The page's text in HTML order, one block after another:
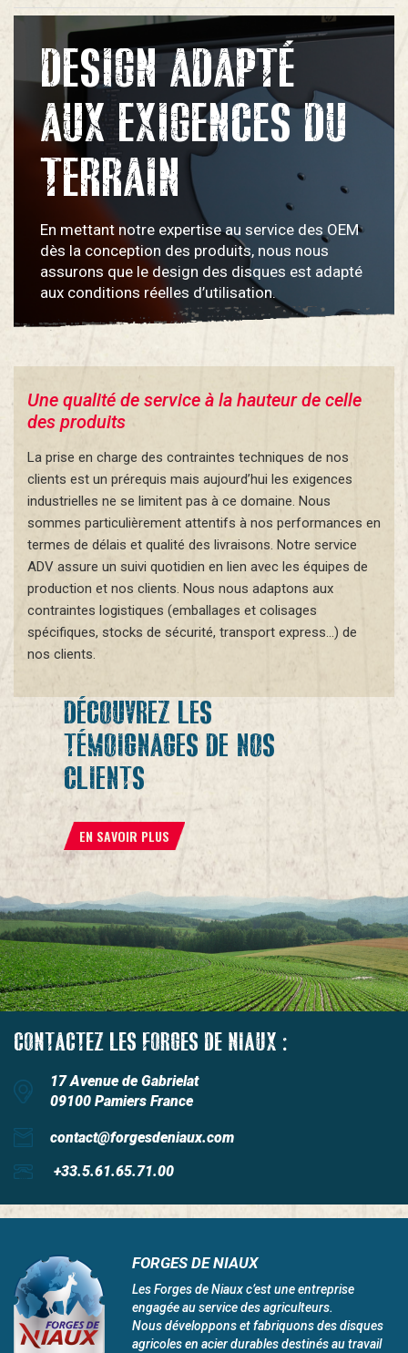
DESIGN ADAPTÉ
AUX EXIGENCES DU
TERRAIN
En mettant notre expertise au service des OEM
dès la conception des produits, nous nous
assurons que le design des disques est adapté
aux conditions réelles d’utilisation.
Une qualité de service à la hauteur de celle
des produits
La prise en charge des contraintes techniques de nos
clients est un prérequis mais aujourd’hui les exigences
industrielles ne se limitent pas à ce domaine. Nous
sommes particulièrement attentifs à nos performances en
termes de délais et qualité des livraisons. Notre service
ADV assure un suivi quotidien en lien avec les équipes de
production et nos clients. Nous nous adaptons aux
contraintes logistiques (emballages et colisages
spécifiques, stocks de sécurité, transport express…) de
nos clients.
DÉCOUVREZ LES
TÉMOIGNAGES DE NOS
CLIENTS
EN SAVOIR PLUS
CONTACTEZ LES FORGES DE NIAUX :
17 Avenue de Gabrielat
09100 Pamiers France
contact@forgesdeniaux.com
+33.5.61.65.71.00
FORGES DE NIAUX
Les Forges de Niaux c’est une entreprise
engagée au service des agriculteurs.
Nous développons et fabriquons des disques
agricoles en acier durables destinés au travail